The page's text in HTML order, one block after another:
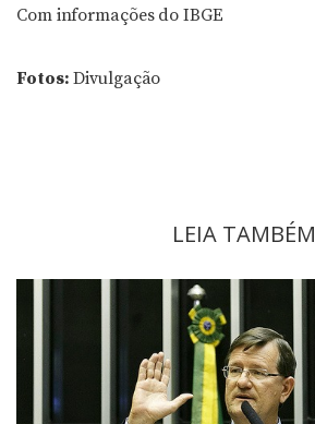
Com informações do IBGE
Fotos: Divulgação
LEIA TAMBÉM